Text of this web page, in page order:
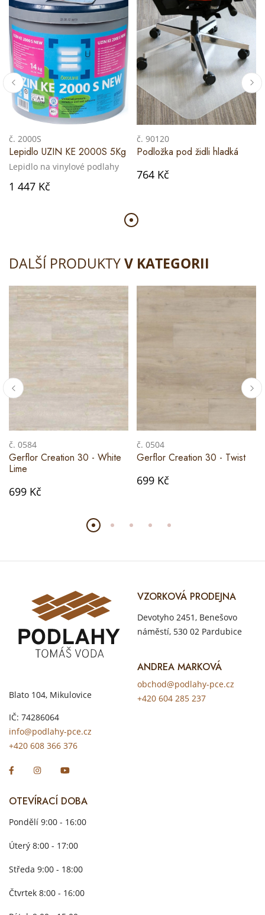
č. 2000S
Lepidlo UZIN KE 2000S 5Kg
Lepidlo na vinylové podlahy
1 447 Kč
č. 90120
Podložka pod židli hladká
764 Kč
DALŠÍ PRODUKTYV KATEGORII
č. 0584
Gerflor Creation 30 - White
Lime
699 Kč
č. 0504
Gerflor Creation 30 - Twist
699 Kč
Blato 104, Mikulovice
IČ: 74286064
info@podlahy-pce.cz
+420 608 366 376
VZORKOVÁ PRODEJNA
Devotyho 2451, Benešovo
náměstí, 530 02 Pardubice
ANDREA MARKOVÁ
obchod@podlahy-pce.cz
+420 604 285 237
OTEVÍRACÍ DOBA
Pondělí 9:00 - 16:00
Úterý 8:00 - 17:00
Středa 9:00 - 18:00
Čtvrtek 8:00 - 16:00